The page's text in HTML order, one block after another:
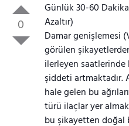
0
Günlük 30-60
Azaltır)
Damar genişlemesi
görülen
ilerleyen saatlerinde
şiddeti artmaktadır.
hale gelen bu
türü ilaçlar yer
bu şikayetten